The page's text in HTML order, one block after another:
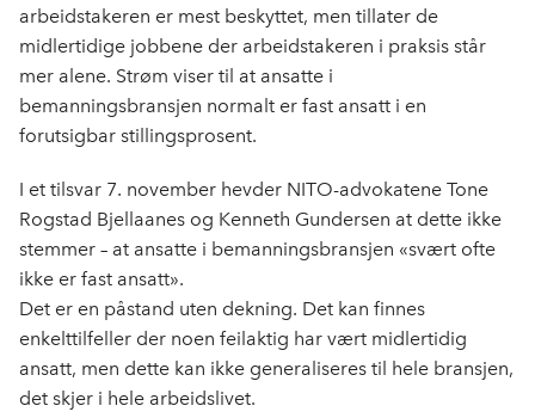
arbeidstakeren er mest beskyttet, men tillater de
midlertidige jobbene der arbeidstakeren i praksis står
mer alene. Strøm viser til at ansatte i
bemanningsbransjen normalt er fast ansatt i en
forutsigbar stillingsprosent.
I et tilsvar 7. november hevder NITO-advokatene Tone
Rogstad Bjellaanes og Kenneth Gundersen at dette ikke
stemmer – at ansatte i bemanningsbransjen «svært ofte
ikke er fast ansatt».
Det er en påstand uten dekning. Det kan finnes
enkelttilfeller der noen feilaktig har vært midlertidig
ansatt, men dette kan ikke generaliseres til hele bransjen,
det skjer i hele arbeidslivet.